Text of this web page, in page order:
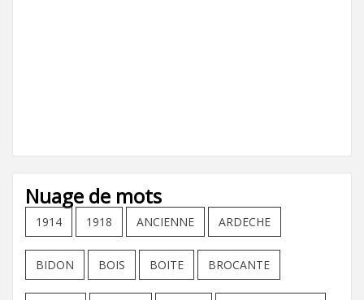
Nuage de mots
1914 1918 ANCIENNE ARDECHE
BIDON BOIS BOITE BROCANTE